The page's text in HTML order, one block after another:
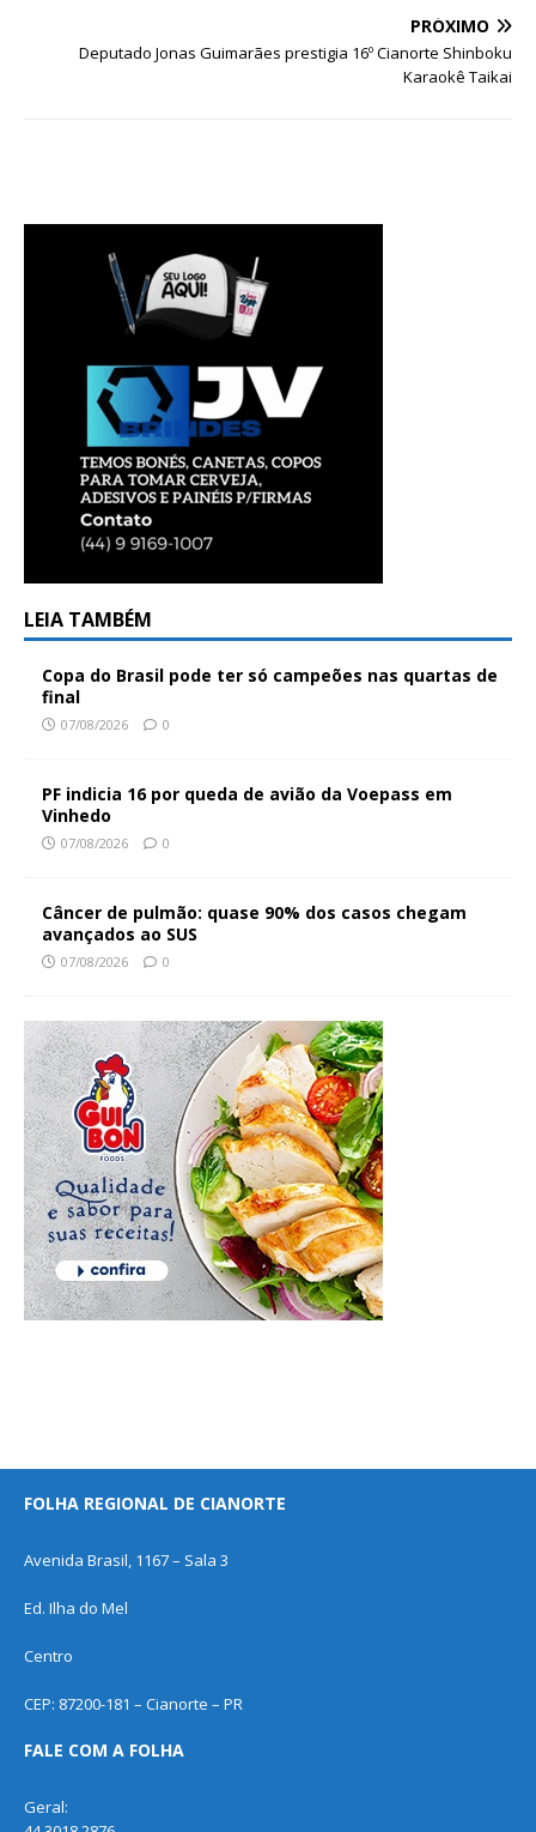
PRÓXIMO
Deputado Jonas Guimarães prestigia 16º Cianorte Shinboku
Karaokê Taikai
LEIA TAMBÉM
Copa do Brasil pode ter só campeões nas quartas de
final
07/08/2026 0
PF indicia 16 por queda de avião da Voepass em
Vinhedo
07/08/2026 0
Câncer de pulmão: quase 90% dos casos chegam
avançados ao SUS
07/08/2026 0
FOLHA REGIONAL DE CIANORTE
Avenida Brasil, 1167 – Sala 3
Ed. Ilha do Mel
Centro
CEP: 87200-181 – Cianorte – PR
FALE COM A FOLHA
Geral: